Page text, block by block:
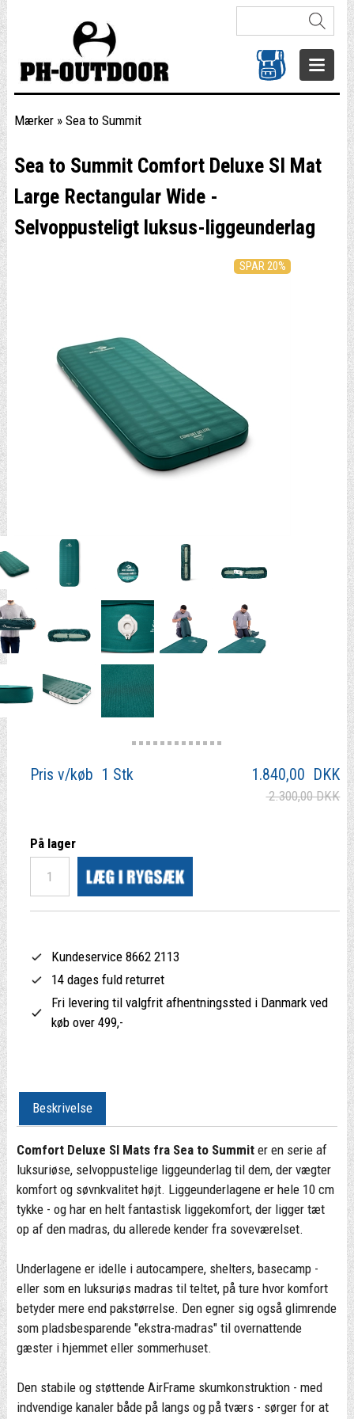
Mærker» Sea to Summit
Sea to Summit Comfort Deluxe SI Mat
Large Rectangular Wide -
Selvoppusteligt luksus-liggeunderlag
SPAR 20%
Pris v/køb 1 Stk 1.840,00 DKK
2.300,00 DKK
På lager
Kundeservice 8662 2113
14 dages fuld returret
Fri levering til valgfrit afhentningssted i Danmark ved
køb over 499,-
Beskrivelse
Comfort Deluxe SI Mats fra Sea to Summit er en serie af
luksuriøse, selvoppustelige liggeunderlag til dem, der vægter
komfort og søvnkvalitet højt. Liggeunderlagene er hele 10 cm
tykke - og har en helt fantastisk liggekomfort, der ligger tæt
op af den madras, du allerede kender fra soveværelset.
Underlagene er idelle i autocampere, shelters, basecamp -
eller som en luksuriøs madras til teltet, på ture hvor komfort
betyder mere end pakstørrelse. Den egner sig også glimrende
som pladsbesparende "ekstra-madras" til overnattende
gæster i hjemmet eller sommerhuset.
Den stabile og støttende AirFrame skumkonstruktion - med
indvendige kanaler både på langs og på tværs - sørger for at